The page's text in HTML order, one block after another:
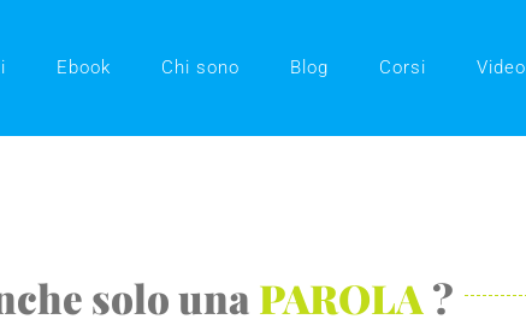
Ebook Chi sono Blog Corsi Video
solo una PAROLA ?